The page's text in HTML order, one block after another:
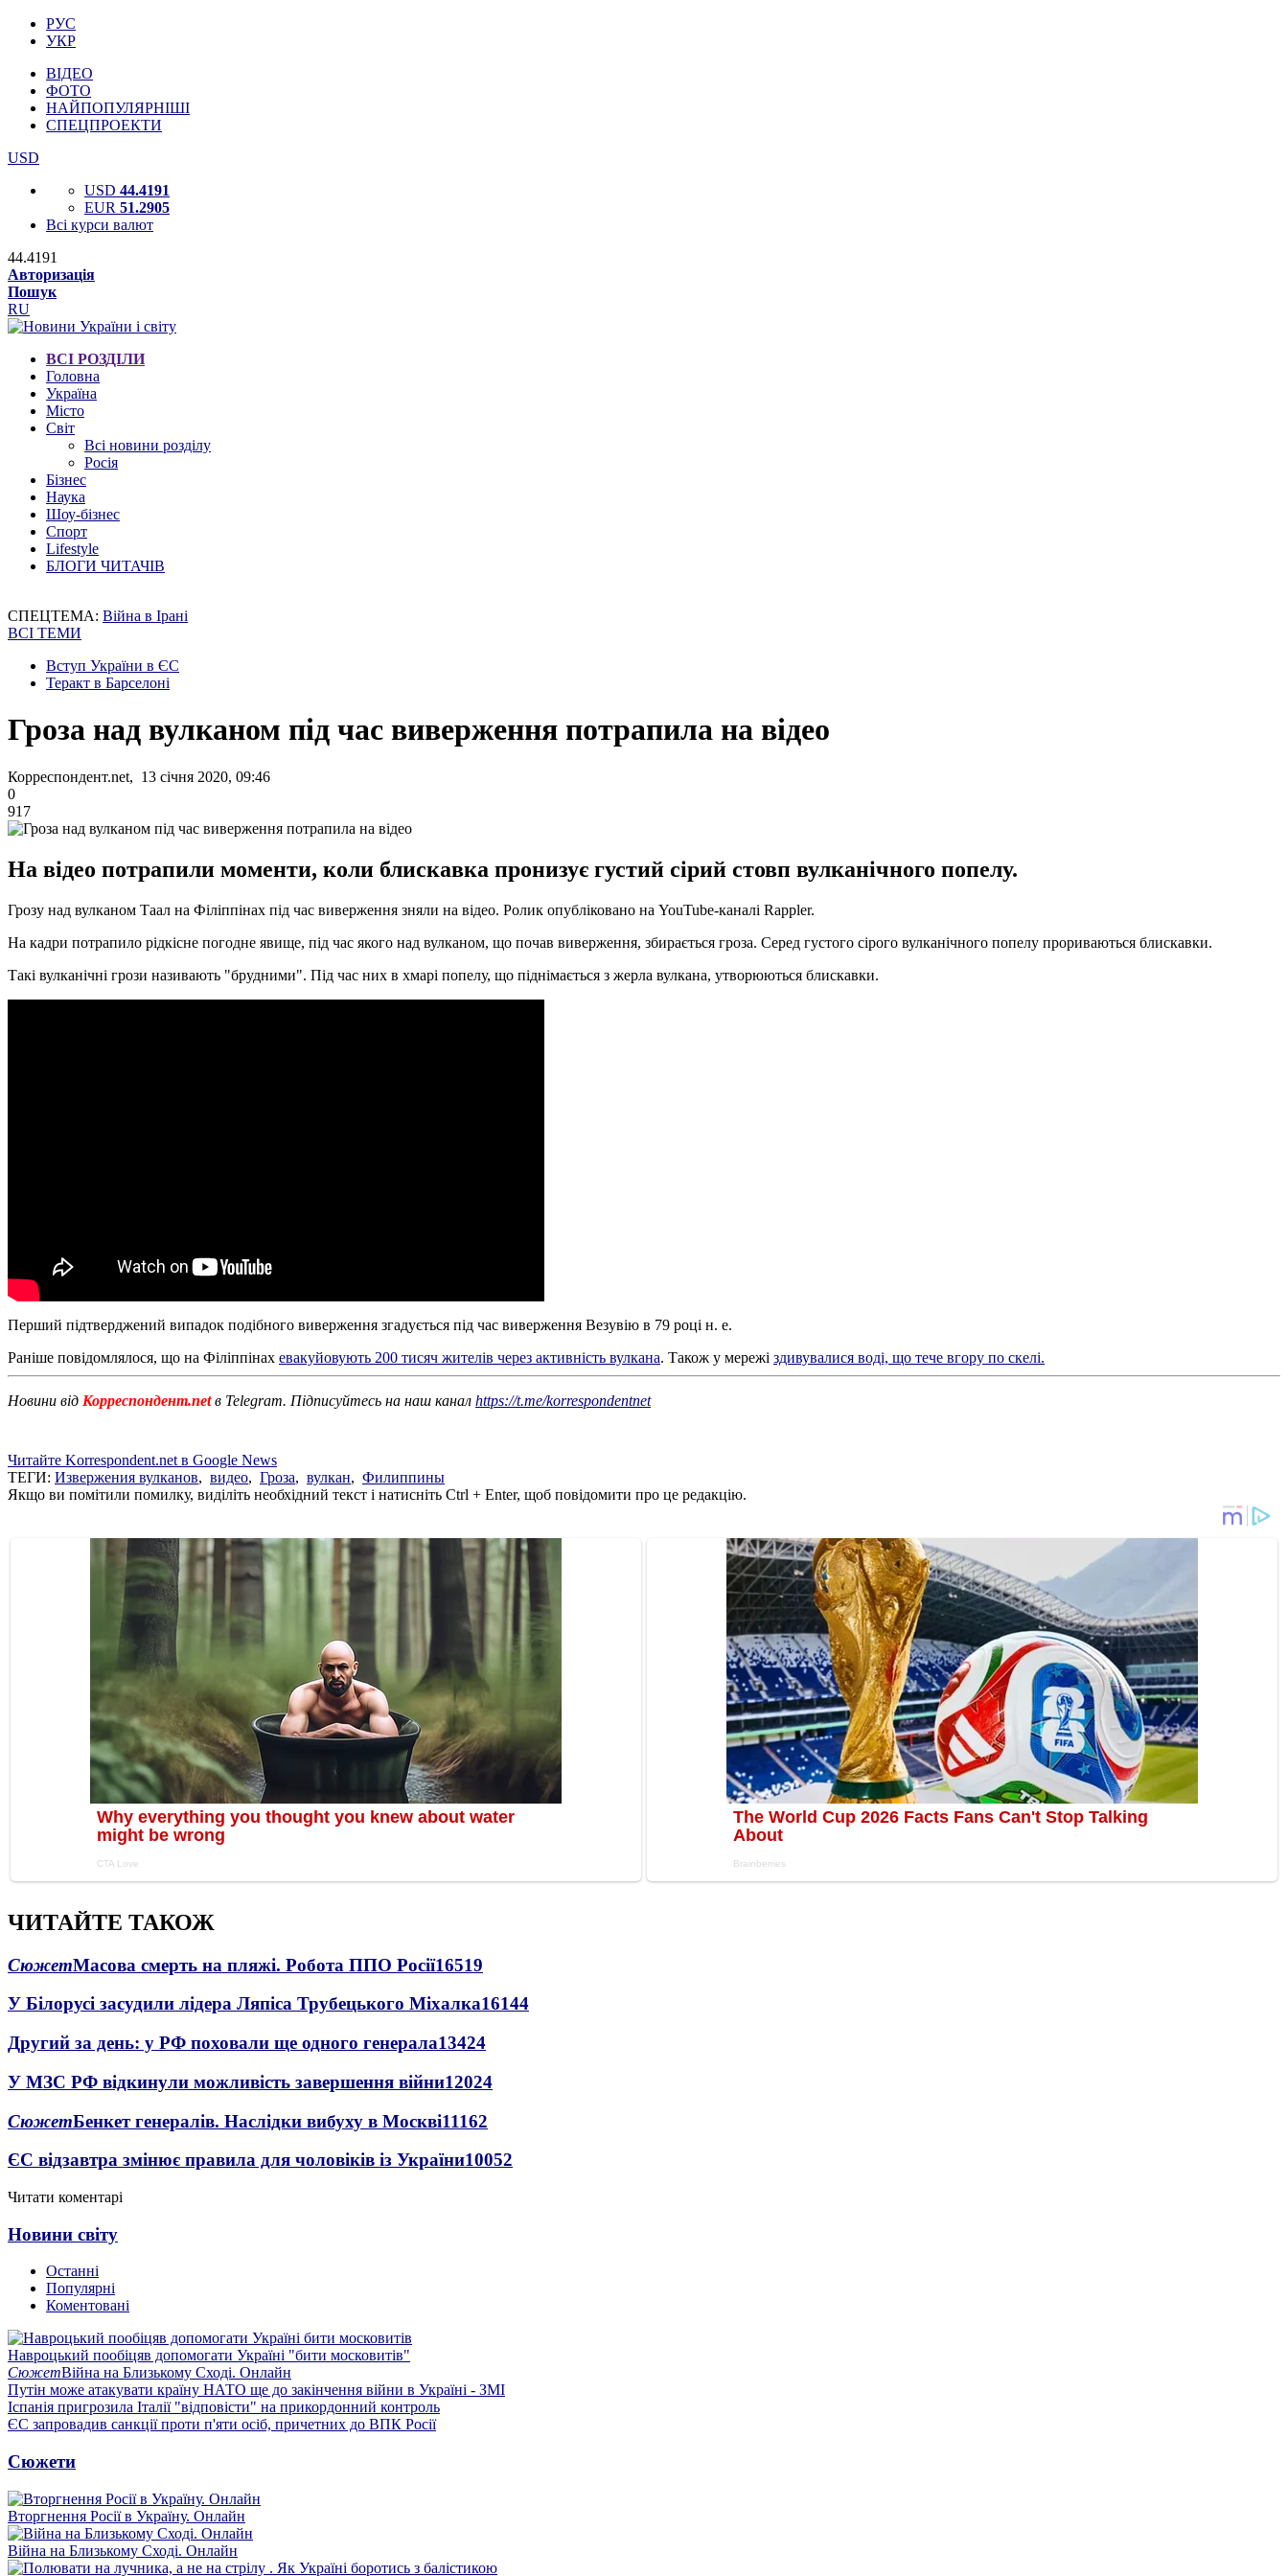
РУС
УКР
ВІДЕО
ФОТО
НАЙПОПУЛЯРНІШІ
СПЕЦПРОЕКТИ
USD
USD 44.4191
EUR 51.2905
Всі курси валют
44.4191
Авторизація
Пошук
RU
ВСІ РОЗДІЛИ
Головна
Україна
Місто
Світ
Всі новини розділу
Росія
Бізнес
Наука
Шоу-бізнес
Спорт
Lifestyle
БЛОГИ ЧИТАЧІВ
СПЕЦТЕМА: Війна в Ірані
ВСІ ТЕМИ
Вступ України в ЄС
Теракт в Барселоні
Гроза над вулканом під час виверження потрапила на відео
Корреспондент.net, 13 січня 2020, 09:46
0
917
На відео потрапили моменти, коли блискавка пронизує густий сірий стовп вулканічного попелу.
Грозу над вулканом Таал на Філіппінах під час виверження зняли на відео. Ролик опубліковано на YouTube-каналі Rappler.
На кадри потрапило рідкісне погодне явище, під час якого над вулканом, що почав виверження, збирається гроза. Серед густого сірого вулканічного попелу прориваються блискавки.
Такі вулканічні грози називають "брудними". Під час них в хмарі попелу, що піднімається з жерла вулкана, утворюються блискавки.
Перший підтверджений випадок подібного виверження згадується під час виверження Везувію в 79 році н. е.
Раніше повідомлялося, що на Філіппінах евакуйовують 200 тисяч жителів через активність вулкана. Також у мережі здивувалися воді, що тече вгору по скелі.
Новини від Корреспондент.netв Telegram. Підписуйтесь на наш канал https://t.me/korrespondentnet
Читайте Korrespondent.net в Google News
ТЕГИ: Извержения вулканов, видео, Гроза, вулкан, Филиппины
Якщо ви помітили помилку, виділіть необхідний текст і натисніть Ctrl + Enter, щоб повідомити про це редакцію.
ЧИТАЙТЕ ТАКОЖ
СюжетМасова смерть на пляжі. Робота ППО Росії16519
У Білорусі засудили лідера Ляпіса Трубецького Міхалка16144
Другий за день: у РФ поховали ще одного генерала13424
У МЗС РФ відкинули можливість завершення війни12024
СюжетБенкет генералів. Наслідки вибуху в Москві11162
ЄС відзавтра змінює правила для чоловіків із України10052
Читати коментарі
Новини світу
Останні
Популярні
Коментовані
Навроцький пообіцяв допомогати Україні "бити московитів"
СюжетВійна на Близькому Сході. Онлайн
Путін може атакувати країну НАТО ще до закінчення війни в Україні - ЗМІ
Іспанія пригрозила Італії "відповісти" на прикордонний контроль
ЄС запровадив санкції проти п'яти осіб, причетних до ВПК Росії
Сюжети
Вторгнення Росії в Україну. Онлайн
Війна на Близькому Сході. Онлайн